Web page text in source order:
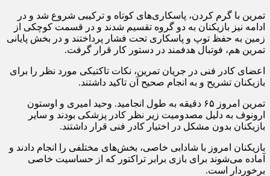
تمرین با گرم کردن، پاسکاری‌های کوتاه و ترکیبی شروع شد و در
ادامه نیز بازیکنان به دو گروه تقسیم شدند و در قسمت کوچکی از
زمین به حفظ توپ و پاسکاری تحت فشار پرداختند و در بخش پایانی
تمرین هم، فوتبال هدفمند در دستور کار قرار گرفت.
اعضای کادر فنی در جریان تمرین، نکات تاکتیکی مورد نظر را برای
بازیکنان تشریح و به انجام صحیح آن تاکید داشتند.
تمرین امروز ۶۵ دقیقه به طول انجامید. وحید امیری و اوستون
ارونوف به دلیل مصدومیت زیر نظر کادر پزشکی بودند و سایر
بازیکنان بدون مشکل در اختیار کادر فنی قرار داشتند.
بازیکنان امروز با شادابی خاصی، بخش‌های مختلفی را انجام دادند و
آماده می‌شوند برای بازی برابر تراکتور که از حساسیت خاصی
برخوردار است.